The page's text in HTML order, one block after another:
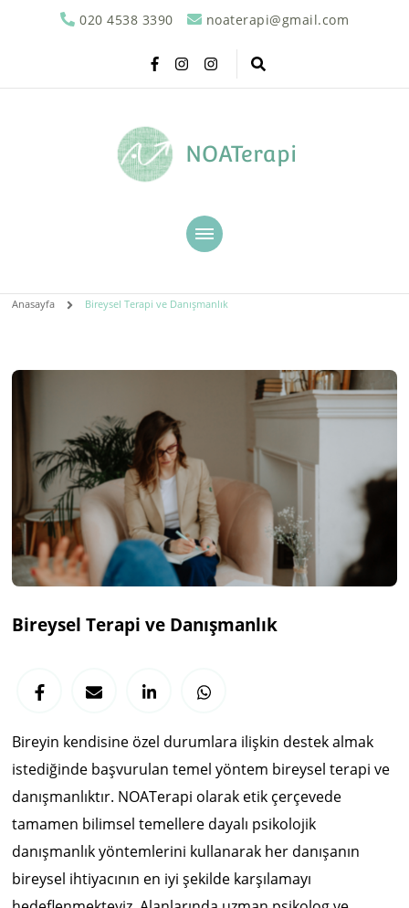
020 4538 3390 noaterapi@gmail.com
NOATerapi
Anasayfa Bireysel Terapi ve Danışmanlık
Bireysel Terapi ve Danışmanlık
Bireyin kendisine özel durumlara ilişkin destek almak
istediğinde başvurulan temel yöntem bireysel terapi ve
danışmanlıktır. NOATerapi olarak etik çerçevede
tamamen bilimsel temellere dayalı psikolojik
danışmanlık yöntemlerini kullanarak her danışanın
bireysel ihtiyacının en iyi şekilde karşılamayı